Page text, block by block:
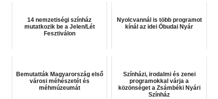
14 nemzetiségi színház
mutatkozik be a Jelen/Lét
Fesztiválon
Nyolcvannál is több programot
kínál az idei Óbudai Nyár
Bemutatták Magyarország első
városi méhészetét és
méhmúzeumát
Színházi, irodalmi és zenei
programokkal várja a
közönséget a Zsámbéki Nyári
Színház